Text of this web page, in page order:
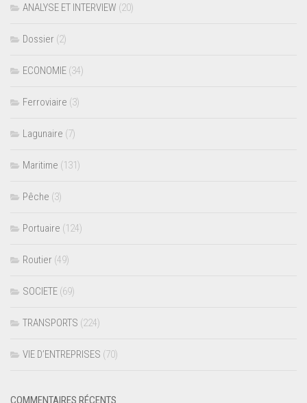
ANALYSE ET INTERVIEW (20)
Dossier (2)
ECONOMIE (34)
Ferroviaire (3)
Lagunaire (7)
Maritime (131)
Pêche (3)
Portuaire (124)
Routier (49)
SOCIETE (69)
TRANSPORTS (224)
VIE D’ENTREPRISES (70)
COMMENTAIRES RÉCENTS